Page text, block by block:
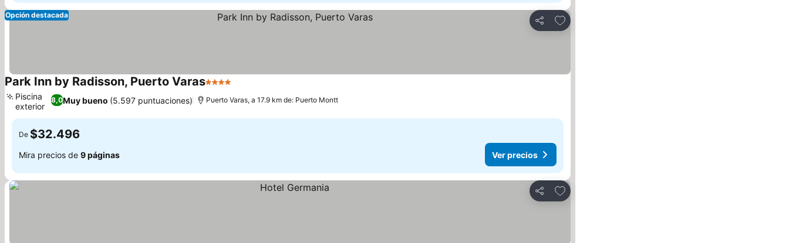
Compartir
Agregar a favoritos
Opción destacada
Park Inn by Radisson, Puerto Varas4 Estrellas
8,0Muy bueno (5.597 puntuaciones)
Piscina
exterior
Puerto Varas, a 17.9 km de: Puerto Montt
De $32.496
Mira precios de 9 páginas Ver precios
Compartir
Agregar a favoritos